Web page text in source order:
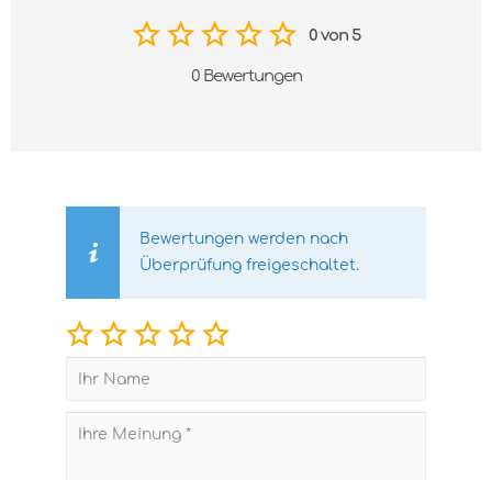
0 von 5
0 Bewertungen
Bewertungen werden nach
Überprüfung freigeschaltet.